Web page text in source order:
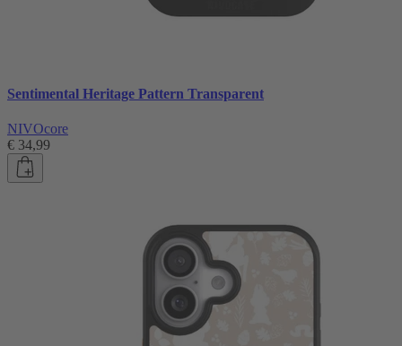
Sentimental Heritage Pattern Transparent
NIVOcore
€ 34,99